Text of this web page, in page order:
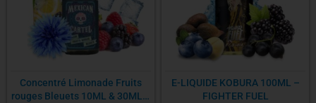
Concentré Limonade Fruits
rouges Bleuets 10ML & 30ML –
E-LIQUIDE KOBURA 100ML –
FIGHTER FUEL